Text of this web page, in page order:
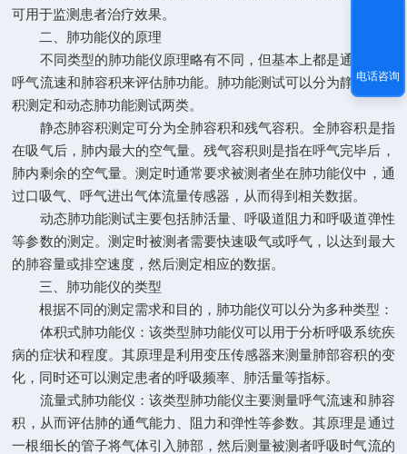
可用于监测患者治疗效果。
二、肺功能仪的原理
不同类型的肺功能仪原理略有不同，但基本上都是通过测量
呼气流速和肺容积来评估肺功能。肺功能测试可以分为静态肺容
积测定和动态肺功能测试两类。
静态肺容积测定可分为全肺容积和残气容积。全肺容积是指
在吸气后，肺内最大的空气量。残气容积则是指在呼气完毕后，
肺内剩余的空气量。测定时通常要求被测者坐在肺功能仪中，通
过口吸气、呼气进出气体流量传感器，从而得到相关数据。
动态肺功能测试主要包括肺活量、呼吸道阻力和呼吸道弹性
等参数的测定。测定时被测者需要快速吸气或呼气，以达到最大
的肺容量或排空速度，然后测定相应的数据。
三、肺功能仪的类型
根据不同的测定需求和目的，肺功能仪可以分为多种类型：
体积式肺功能仪：该类型肺功能仪可以用于分析呼吸系统疾
病的症状和程度。其原理是利用变压传感器来测量肺部容积的变
化，同时还可以测定患者的呼吸频率、肺活量等指标。
流量式肺功能仪：该类型肺功能仪主要测量呼气流速和肺容
积，从而评估肺的通气能力、阻力和弹性等参数。其原理是通过
一根细长的管子将气体引入肺部，然后测量被测者呼吸时气流的
电话咨询